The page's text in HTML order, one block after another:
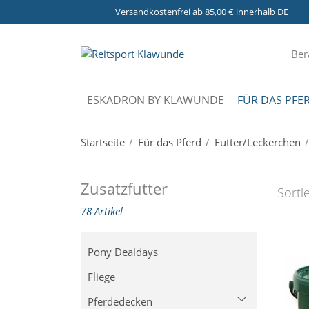
Versandkostenfrei ab 85,00 € innerhalb DE
ESKADRON BY KLAWUNDE FÜR DAS
Startseite Für das Pferd Futter/Leckerchen
Zusatzfutter
78 Artikel
Pony Dealdays
Fliege
Pferdedecken